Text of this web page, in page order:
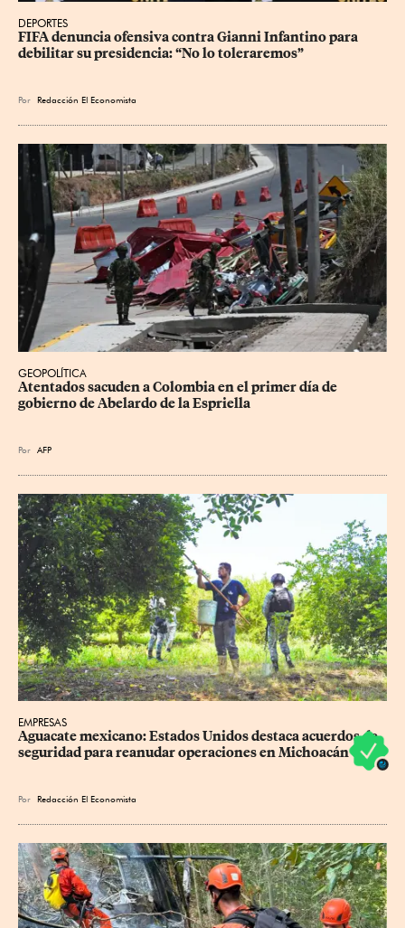
DEPORTES
FIFA denuncia ofensiva contra Gianni Infantino para
debilitar su presidencia: “No lo toleraremos”
Por Redacción El Economista
GEOPOLÍTICA
Atentados sacuden a Colombia en el primer día de
gobierno de Abelardo de la Espriella
Por AFP
EMPRESAS
Aguacate mexicano: Estados Unidos destaca acuerdos de
seguridad para reanudar operaciones en Michoacán
Por Redacción El Economista